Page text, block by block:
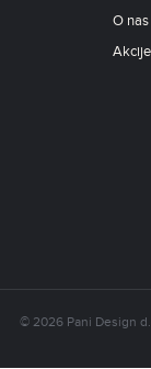
O nas
Akcije
© 2026 Pani Design